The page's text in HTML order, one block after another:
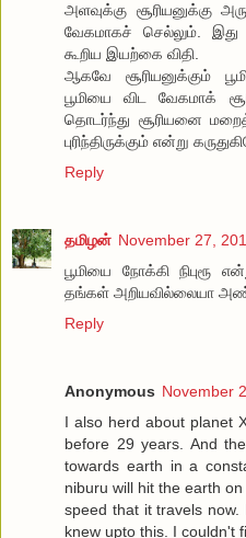
அளவுக்கு சூரியனுக்கு
வேகமாகச் செல்லும். இது
கூறிய இயற்கை விதி.
ஆகவே சூரியனுக்கும்
பூமியை விட வேகமாக்
தொடர்ந்து சூரியனை
புரிந்திருக்கும் என்று
Reply
தமிழன் November 27,
பூமியை நோக்கி நிபுரூ
தங்கள் அறியவில்லையா
Reply
Anonymous November
I also herd about planet
before 29 years. And
towards earth in a
niburu will hit the earth
speed that it travels
knew upto this. I couldn't